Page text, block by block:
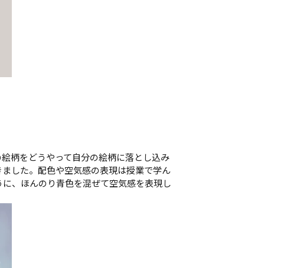
柄をどうやって自分の絵柄に落とし込み
した。配色や空気感の表現は授業で学ん
、ほんのり青色を混ぜて空気感を表現し